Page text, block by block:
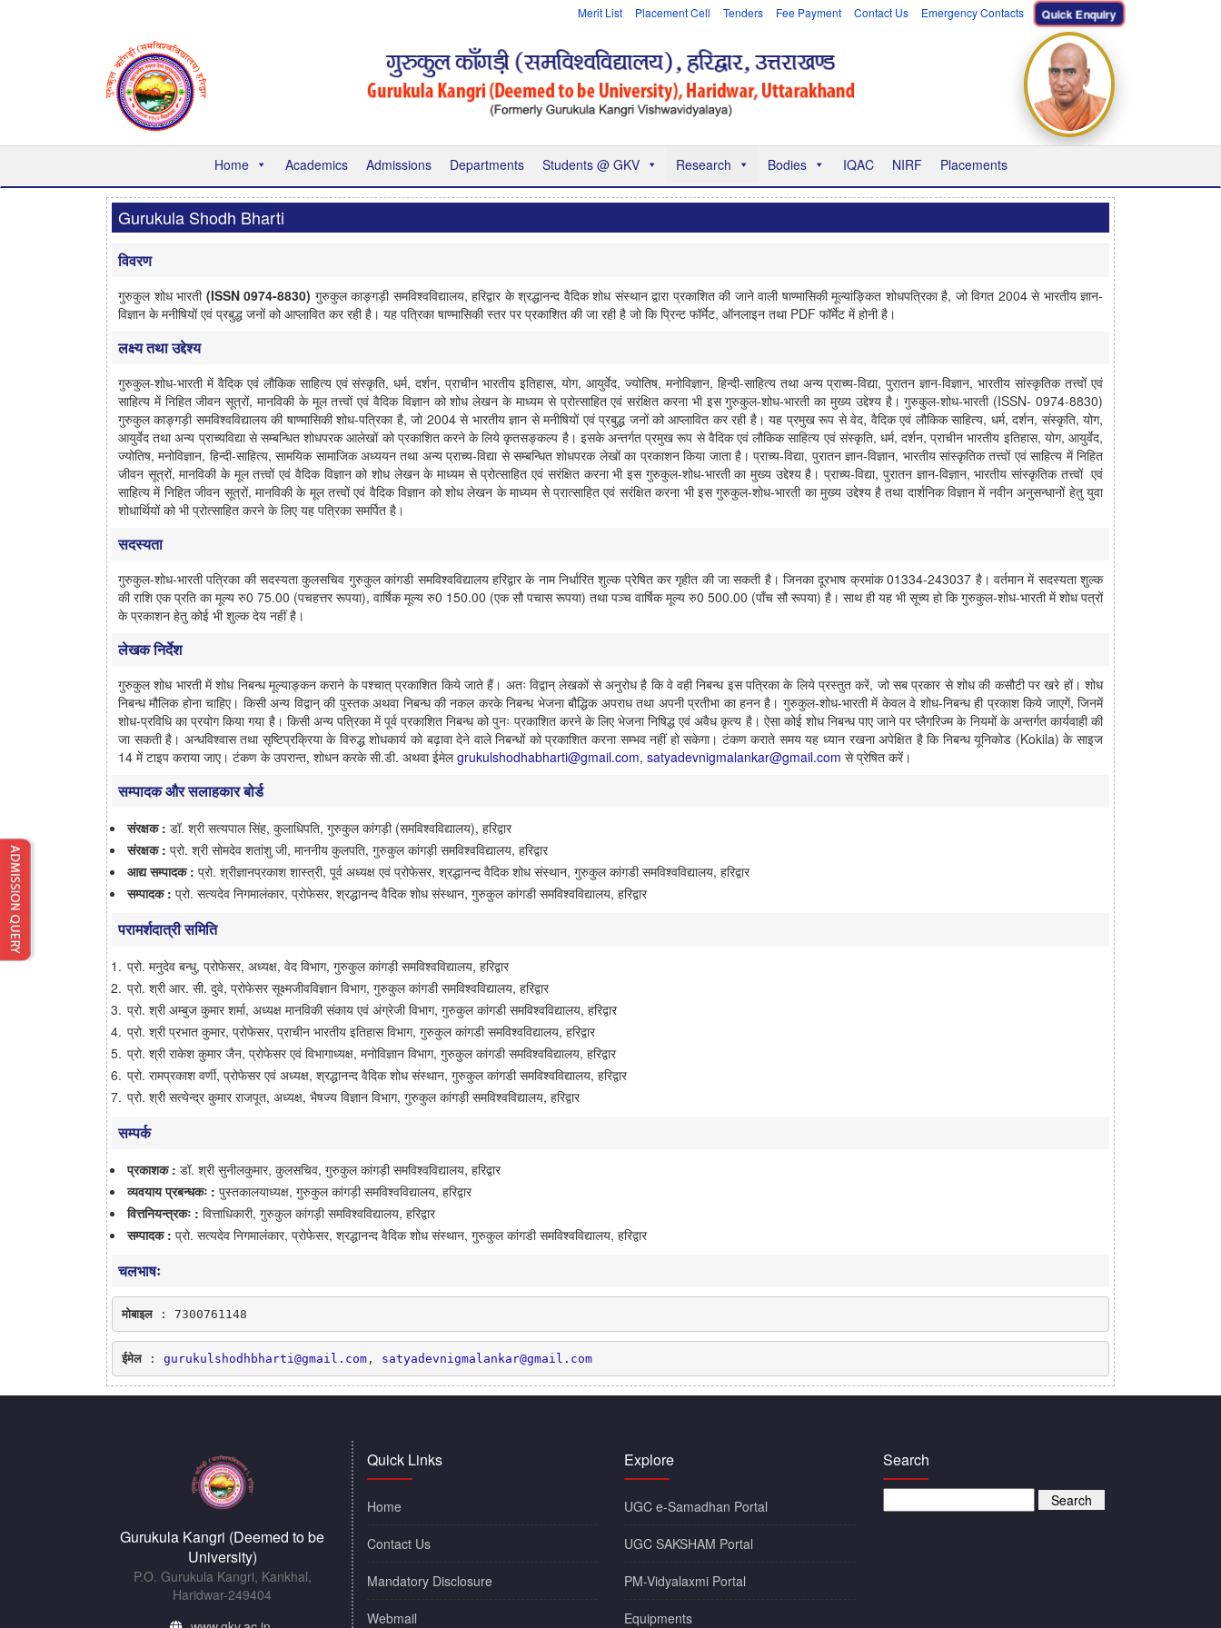
Merit List Placement Cell Tenders Fee Payment Contact Us Emergency Contacts Quick Enquiry
Home Academics Admissions Departments Students @ GKV Research Bodies IQAC NIRF Placements
Gurukula Shodh Bharti
विवरण
गुरुकुल शोध भारती (ISSN 0974-8830) गुरुकुल काङ्गड़ी समविश्वविद्यालय, हरिद्वार के श्रद्धानन्द वैदिक शोध संस्थान द्वारा प्रकाशित की जाने वाली षाण्मासिकी मूल्यांङ्कित शोधपत्रिका है, जो विगत 2004 से भारतीय ज्ञान-
विज्ञान के मनीषियों एवं प्रबुद्ध जनों को आप्लावित कर रही है। यह पत्रिका षाण्मासिकी स्तर पर प्रकाशित की जा रही है जो कि प्रिन्ट फॉर्मेट, ऑनलाइन तथा PDF फॉर्मेट में होनी है।
लक्ष्य तथा उद्देश्य
गुरुकुल-शोध-भारती में वैदिक एवं लौकिक साहित्य एवं संस्कृति, धर्म, दर्शन, प्राचीन भारतीय इतिहास, योग, आयुर्वेद, ज्योतिष, मनोविज्ञान, हिन्दी-साहित्य तथा अन्य प्राच्य-विद्या, पुरातन ज्ञान-विज्ञान, भारतीय सांस्कृतिक तत्त्वों एवं
साहित्य में निहित जीवन सूत्रों, मानविकी के मूल तत्त्वों एवं वैदिक विज्ञान को शोध लेखन के माध्यम से प्रोत्साहित एवं सरंक्षित करना भी इस गुरुकुल-शोध-भारती का मुख्य उद्देश्य है। गुरुकुल-शोध-भारती (ISSN- 0974-8830)
गुरुकुल काङ्गड़ी समविश्वविद्यालय की षाण्मासिकी शोध-पत्रिका है, जो 2004 से भारतीय ज्ञान से मनीषियों एवं प्रबुद्ध जनों को आप्लावित कर रही है। यह प्रमुख रूप से वेद, वैदिक एवं लौकिक साहित्य, धर्म, दर्शन, संस्कृति, योग,
आयुर्वेद तथा अन्य प्राच्यविद्या से सम्बन्धित शोधपरक आलेखों को प्रकाशित करने के लिये कृतसङ्कल्प है। इसके अन्तर्गत प्रमुख रूप से वैदिक एवं लौकिक साहित्य एवं संस्कृति, धर्म, दर्शन, प्राचीन भारतीय इतिहास, योग, आयुर्वेद,
ज्योतिष, मनोविज्ञान, हिन्दी-साहित्य, सामयिक सामाजिक अध्ययन तथा अन्य प्राच्य-विद्या से सम्बन्धित शोधपरक लेखों का प्रकाशन किया जाता है। प्राच्य-विद्या, पुरातन ज्ञान-विज्ञान, भारतीय सांस्कृतिक तत्त्वों एवं साहित्य में निहित
जीवन सूत्रों, मानविकी के मूल तत्त्वों एवं वैदिक विज्ञान को शोध लेखन के माध्यम से प्रोत्साहित एवं सरंक्षित करना भी इस गुरुकुल-शोध-भारती का मुख्य उद्देश्य है। प्राच्य-विद्या, पुरातन ज्ञान-विज्ञान, भारतीय सांस्कृतिक तत्त्वों एवं
साहित्य में निहित जीवन सूत्रों, मानविकी के मूल तत्त्वों एवं वैदिक विज्ञान को शोध लेखन के माध्यम से प्रात्साहित एवं सरंक्षित करना भी इस गुरुकुल-शोध-भारती का मुख्य उद्देश्य है तथा दार्शनिक विज्ञान में नवीन अनुसन्धानों हेतु युवा
शोधार्थियों को भी प्रोत्साहित करने के लिए यह पत्रिका समर्पित है।
सदस्यता
गुरुकुल-शोध-भारती पत्रिका की सदस्यता कुलसचिव गुरुकुल कांगडी समविश्वविद्यालय हरिद्वार के नाम निर्धारित शुल्क प्रेषित कर गृहीत की जा सकती है। जिनका दूरभाष क्रमांक 01334-243037 है। वर्तमान में सदस्यता शुल्क
की राशि एक प्रति का मूल्य रु0 75.00 (पचहत्तर रूपया), वार्षिक मूल्य रु0 150.00 (एक सौ पचास रूपया) तथा पञ्च वार्षिक मूल्य रु0 500.00 (पाँच सौ रूपया) है। साथ ही यह भी सूच्य हो कि गुरुकुल-शोध-भारती में शोध पत्रों
के प्रकाशन हेतु कोई भी शुल्क देय नहीं है।
लेखक निर्देश
गुरुकुल शोध भारती में शोध निबन्ध मूल्याङ्कन कराने के पश्चात् प्रकाशित किये जाते हैं। अतः विद्वान् लेखकों से अनुरोध है कि वे वही निबन्ध इस पत्रिका के लिये प्रस्तुत करें, जो सब प्रकार से शोध की कसौटी पर खरे हों। शोध
निबन्ध मौलिक होना चाहिए। किसी अन्य विद्वान् की पुस्तक अथवा निबन्ध की नकल करके निबन्ध भेजना बौद्धिक अपराध तथा अपनी प्रतीभा का हनन है। गुरुकुल-शोध-भारती में केवल वे शोध-निबन्ध ही प्रकाश किये जाएगें, जिनमें
शोध-प्रविधि का प्रयोग किया गया है। किसी अन्य पत्रिका में पूर्व प्रकाशित निबन्ध को पुनः प्रकाशित करने के लिए भेजना निषिद्ध एवं अवैध कृत्य है। ऐसा कोई शोध निबन्ध पाए जाने पर प्लैगरिज्म के नियमों के अन्तर्गत कार्यवाही की
जा सकती है। अन्धविश्वास तथा सृष्टिप्रक्रिया के विरुद्ध शोधकार्य को बढ़ावा देने वाले निबन्धों को प्रकाशित करना सम्भव नहीं हो सकेगा। टंकण कराते समय यह ध्यान रखना अपेक्षित है कि निबन्ध यूनिकोड (Kokila) के साइज
14 में टाइप कराया जाए। टंकण के उपरान्त, शोधन करके सी.डी. अथवा ईमेलgrukulshodhabharti@gmail.com, satyadevnigmalankar@gmail.com से प्रेषित करें।
सम्पादक और सलाहकार बोर्ड
संरक्षक : डॉ. श्री सत्यपाल सिंह, कुलाधिपति, गुरुकुल कांगड़ी (समविश्वविद्यालय), हरिद्वार
संरक्षक : प्रो. श्री सोमदेव शतांशु जी, माननीय कुलपति, गुरुकुल कांगड़ी समविश्वविद्यालय, हरिद्वार
आद्य सम्पादक : प्रो. श्रीज्ञानप्रकाश शास्त्री, पूर्व अध्यक्ष एवं प्रोफेसर, श्रद्धानन्द वैदिक शोध संस्थान, गुरुकुल कांगडी समविश्वविद्यालय, हरिद्वार
सम्पादक : प्रो. सत्यदेव निगमालंकार, प्रोफेसर, श्रद्धानन्द वैदिक शोध संस्थान, गुरुकुल कांगडी समविश्वविद्यालय, हरिद्वार
परामर्शदात्री समिति
प्रो. मनुदेव बन्धु, प्रोफेसर, अध्यक्ष, वेद विभाग, गुरुकुल कांगड़ी समविश्वविद्यालय, हरिद्वार
प्रो. श्री आर. सी. दुवे, प्रोफेसर सूक्ष्मजीवविज्ञान विभाग, गुरुकुल कांगडी समविश्वविद्यालय, हरिद्वार
प्रो. श्री अम्बुज कुमार शर्मा, अध्यक्ष मानविकी संकाय एवं अंग्रेजी विभाग, गुरुकुल कांगडी समविश्वविद्यालय, हरिद्वार
प्रो. श्री प्रभात कुमार, प्रोफेसर, प्राचीन भारतीय इतिहास विभाग, गुरुकुल कांगडी समविश्वविद्यालय, हरिद्वार
प्रो. श्री राकेश कुमार जैन, प्रोफेसर एवं विभागाध्यक्ष, मनोविज्ञान विभाग, गुरुकुल कांगडी समविश्वविद्यालय, हरिद्वार
प्रो. रामप्रकाश वर्णी, प्रोफेसर एवं अध्यक्ष, श्रद्धानन्द वैदिक शोध संस्थान, गुरुकुल कांगडी समविश्वविद्यालय, हरिद्वार
प्रो. श्री सत्येन्द्र कुमार राजपूत, अध्यक्ष, भैषज्य विज्ञान विभाग, गुरुकुल कांगड़ी समविश्वविद्यालय, हरिद्वार
सम्पर्क
प्रकाशक : डॉ. श्री सुनीलकुमार, कुलसचिव, गुरुकुल कांगड़ी समविश्वविद्यालय, हरिद्वार
व्यवयाय प्रबन्धकः : पुस्तकालयाध्यक्ष, गुरुकुल कांगड़ी समविश्वविद्यालय, हरिद्वार
वित्तनियन्त्रकः : वित्ताधिकारी, गुरुकुल कांगड़ी समविश्वविद्यालय, हरिद्वार
सम्पादक : प्रो. सत्यदेव निगमालंकार, प्रोफेसर, श्रद्धानन्द वैदिक शोध संस्थान, गुरुकुल कांगडी समविश्वविद्यालय, हरिद्वार
चलभाषः
मोबाइल : 7300761148
ईमेल : gurukulshodhbharti@gmail.com, satyadevnigmalankar@gmail.com
Gurukula Kangri (Deemed to be
University)
P.O. Gurukula Kangri, Kankhal,
Haridwar-249404
Quick Links
Home
Contact Us
Mandatory Disclosure
Webmail
Explore
UGC e-Samadhan Portal
UGC SAKSHAM Portal
PM-Vidyalaxmi Portal
Equipments
Search